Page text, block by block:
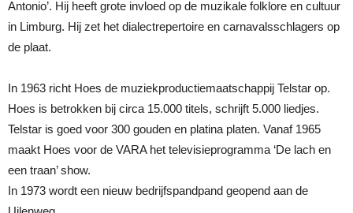
Antonio’. Hij heeft grote invloed op de muzikale folklore en cultuur
in Limburg. Hij zet het dialectrepertoire en carnavalsschlagers op
de plaat.
In 1963 richt Hoes de muziekproductiemaatschappij Telstar op.
Hoes is betrokken bij circa 15.000 titels, schrijft 5.000 liedjes.
Telstar is goed voor 300 gouden en platina platen. Vanaf 1965
maakt Hoes voor de VARA het televisieprogramma ‘De lach en
een traan’ show.
In 1973 wordt een nieuw bedrijfspandpand geopend aan de